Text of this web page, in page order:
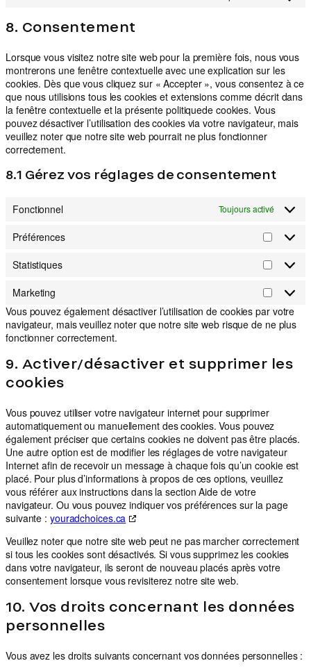
8. Consentement
Lorsque vous visitez notre site web pour la première fois, nous vous
montrerons une fenêtre contextuelle avec une explication sur les
cookies. Dès que vous cliquez sur « Accepter », vous consentez à ce
que nous utilisions tous les cookies et extensions comme décrit dans
la fenêtre contextuelle et la présente politiquede cookies. Vous
pouvez désactiver l’utilisation des cookies via votre navigateur, mais
veuillez noter que notre site web pourrait ne plus fonctionner
correctement.
8.1 Gérez vos réglages de consentement
Fonctionnel Toujours activé
Préférences
Statistiques
Marketing
Vous pouvez également désactiver l’utilisation de cookies par votre
navigateur, mais veuillez noter que notre site web risque de ne plus
fonctionner correctement.
9. Activer/désactiver et supprimer les
cookies
Vous pouvez utiliser votre navigateur internet pour supprimer
automatiquement ou manuellement des cookies. Vous pouvez
également préciser que certains cookies ne doivent pas être placés.
Une autre option est de modifier les réglages de votre navigateur
Internet afin de recevoir un message à chaque fois qu’un cookie est
placé. Pour plus d’informations à propos de ces options, veuillez
vous référer aux instructions dans la section Aide de votre
navigateur. Ou vous pouvez indiquer vos préférences sur la page
suivante : youradchoices.ca
Veuillez noter que notre site web peut ne pas marcher correctement
si tous les cookies sont désactivés. Si vous supprimez les cookies
dans votre navigateur, ils seront de nouveau placés après votre
consentement lorsque vous revisiterez notre site web.
10. Vos droits concernant les données
personnelles
Vous avez les droits suivants concernant vos données personnelles :